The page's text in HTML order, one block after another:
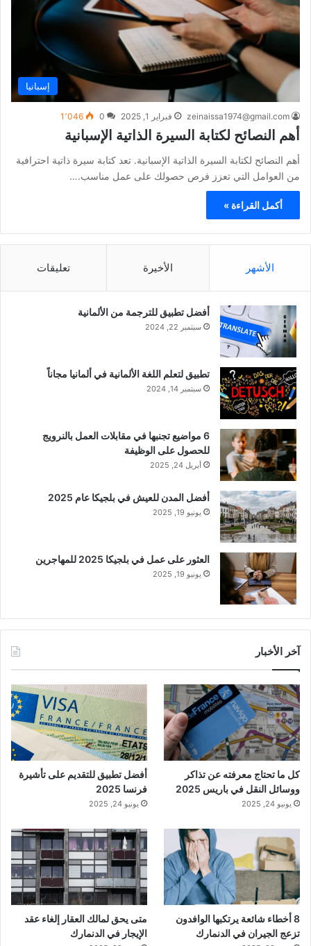
إسبانيا
zeinaissa1974@gmail.com فبراير 1, 2025 0 1٬046
أهم النصائح لكتابة السيرة الذاتية الإسبانية
أهم النصائح لكتابة السيرة الذاتية الإسبانية. تعد كتابة سيرة ذاتية احترافية
من العوامل التي تعزز فرص حصولك على عمل مناسب.…
أكمل القراءة »
الأشهر الأخيرة تعليقات
أفضل تطبيق للترجمة من الألمانية
سبتمبر 22, 2024
تطبيق لتعلم اللغة الألمانية في ألمانيا مجاناً
سبتمبر 14, 2024
6 مواضيع تجنبها في مقابلات العمل بالنرويج
للحصول على الوظيفة
أبريل 24, 2025
أفضل المدن للعيش في بلجيكا عام 2025
يونيو 19, 2025
العثور على عمل في بلجيكا 2025 للمهاجرين
يونيو 19, 2025
آخر الأخبار
كل ما تحتاج معرفته عن تذاكر
ووسائل النقل في باريس 2025
يونيو 24, 2025
أفضل تطبيق للتقديم على تأشيرة
فرنسا 2025
يونيو 24, 2025
8 أخطاء شائعة يرتكبها الوافدون
تزعج الجيران في الدنمارك
متى يحق لمالك العقار إلغاء عقد
الإيجار في الدنمارك